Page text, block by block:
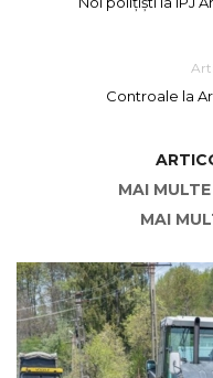
Controale la
MAI
MAI